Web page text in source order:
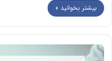
بیشتر بخوانید »